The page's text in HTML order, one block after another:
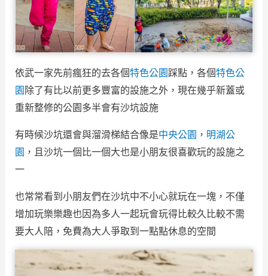
依武一家先前瘋狂的去各個特色公園 踩點，各個特色公
園 除了有比以前更多豐富的設施之外，現在幾乎新蓋或
重新整修的公園多半會有沙坑設施
有時候沙坑還會與溜滑梯結合像是中央公園 ， 明湖公
園 ，且沙坑一個比一個大也是小朋友很喜歡玩的設施之
一
也常常看到小朋友們在沙坑中不小心就玩在一塊，不僅
增加玩樂樂趣也因為多人一起玩會玩得比較久比較不需
要大人陪，免費為大人爭取到一點點休息的空間